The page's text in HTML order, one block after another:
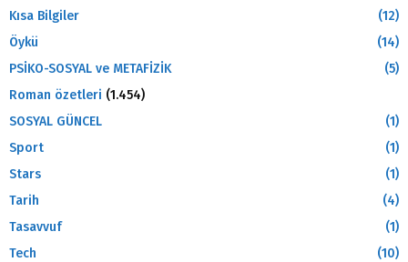
Kısa Bilgiler
(12)
Öykü
(14)
PSİKO-SOSYAL ve METAFİZİK
(5)
Roman özetleri (1.454)
SOSYAL GÜNCEL
(1)
Sport
(1)
Stars
(1)
Tarih
(4)
Tasavvuf
(1)
Tech
(10)